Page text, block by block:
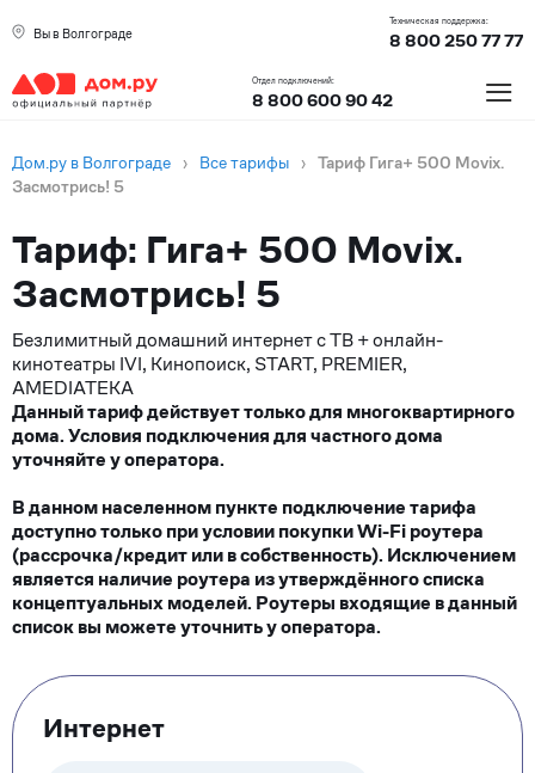
Вы в Волгограде
Техническая поддержка:
8 800 250 77 77
Отдел подключений:
8 800 600 90 42 ≡
Дом.ру в Волгограде › Все тарифы › Тариф Гига+ 500 Movix.
Засмотрись! 5
Тариф: Гига+ 500 Movix.
Засмотрись! 5
Безлимитный домашний интернет с ТВ + онлайн-
кинотеатры IVI, Кинопоиск, START, PREMIER,
AMEDIATEKA
Данный тариф действует только для многоквартирного
дома. Условия подключения для частного дома
уточняйте у оператора.
В данном населенном пункте подключение тарифа
доступно только при условии покупки Wi-Fi роутера
(рассрочка/кредит или в собственность). Исключением
является наличие роутера из утверждённого списка
концептуальных моделей. Роутеры входящие в данный
список вы можете уточнить у оператора.
Тарифные
опции
Интернет